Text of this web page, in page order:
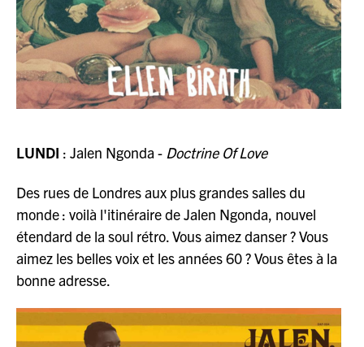
LUNDI : Jalen Ngonda - Doctrine Of Love
Des rues de Londres aux plus grandes salles du
monde : voilà l'itinéraire de Jalen Ngonda, nouvel
étendard de la soul rétro. Vous aimez danser ? Vous
aimez les belles voix et les années 60 ? Vous êtes à la
bonne adresse.